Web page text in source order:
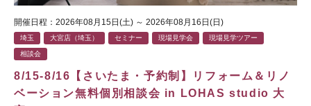
開催日程：2026年08月15日(土) ～ 2026年08月16日(日)
埼玉 大宮店（埼玉） セミナー 現場見学会 現場見学ツアー
相談会
8/15-8/16【さいたま・予約制】リフォーム＆リノ
ベーション無料個別相談会 in LOHAS studio 大